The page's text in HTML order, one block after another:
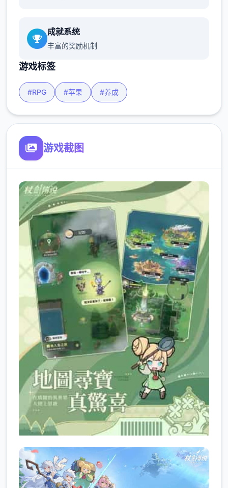
成就系统
丰富的奖励机制
游戏标签
#RPG #苹果 #养成
游戏截图